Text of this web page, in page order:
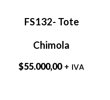
FS132- Tote
Chimola
$55.000,00 + IVA